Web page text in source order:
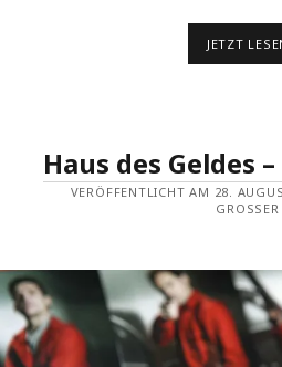
JETZT
Haus des Geldes
VERÖFFENTLICHT AM 28.
GROSSER